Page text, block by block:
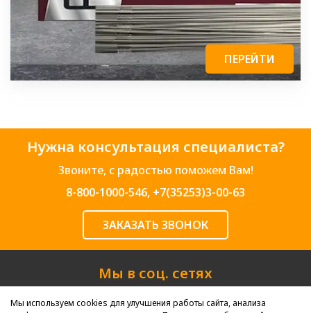
ПЕРЕЙТИ
Нужна консультация специалиста?
Звоните, с радостью поможем Вам!
8-800-1000-546, +7(35253)3-00-63
ЗАКАЗАТЬ ЗВОНОК
Мы в соц. сетях
Мы используем cookies для улучшения работы сайта, анализа